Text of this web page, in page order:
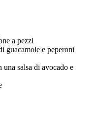
a pezzi
guacamole e peperoni
salsa di avocado e